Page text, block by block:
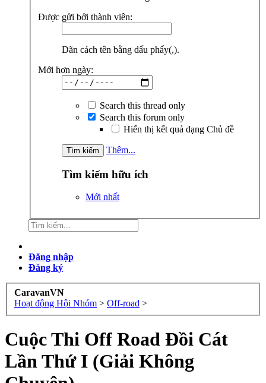
Được gửi bởi thành viên:
Dãn cách tên bằng dấu phẩy(,).
Mới hơn ngày:
Search this thread only
Search this forum only
Hiển thị kết quả dạng Chủ đề
Thêm...
Tìm kiếm hữu ích
Mới nhất
Đăng nhập
Đăng ký
CaravanVN
Hoạt động Hội Nhóm > Off-road >
Cuộc Thi Off Road Đồi Cát
Lần Thứ I (Giải Không